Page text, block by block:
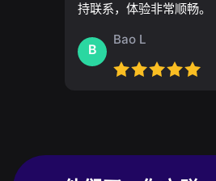
持联系，体验非常顺畅。
B
Bao L